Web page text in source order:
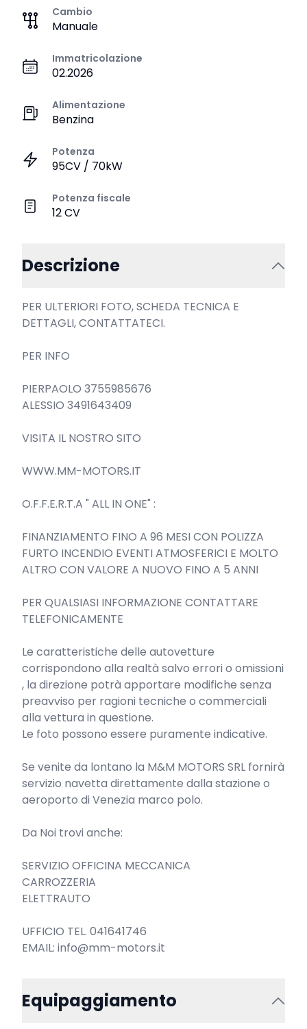
Cambio
Manuale
Immatricolazione
02.2026
Alimentazione
Benzina
Potenza
95CV / 70kW
Potenza fiscale
12 CV
Descrizione
PER ULTERIORI FOTO, SCHEDA TECNICA E
DETTAGLI, CONTATTATECI.
PER INFO
PIERPAOLO 3755985676
ALESSIO 3491643409
VISITA IL NOSTRO SITO
WWW.MM-MOTORS.IT
O.F.F.E.R.T.A " ALL IN ONE" :
FINANZIAMENTO FINO A 96 MESI CON POLIZZA
FURTO INCENDIO EVENTI ATMOSFERICI E MOLTO
ALTRO CON VALORE A NUOVO FINO A 5 ANNI
PER QUALSIASI INFORMAZIONE CONTATTARE
TELEFONICAMENTE
Le caratteristiche delle autovetture
corrispondono alla realtà salvo errori o omissioni
, la direzione potrà apportare modifiche senza
preavviso per ragioni tecniche o commerciali
alla vettura in questione.
Le foto possono essere puramente indicative.
Se venite da lontano la M&M MOTORS SRL fornirà
servizio navetta direttamente dalla stazione o
aeroporto di Venezia marco polo.
Da Noi trovi anche:
SERVIZIO OFFICINA MECCANICA
CARROZZERIA
ELETTRAUTO
UFFICIO TEL. 041641746
EMAIL: info@mm-motors.it
Equipaggiamento